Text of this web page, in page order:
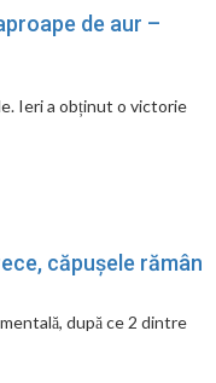
de aur –
Ieri a obținut o victorie
căpușele rămân
după ce 2 dintre